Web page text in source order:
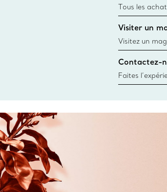
Tous les
une Tiffany
remonte à
fabriqués à
matières
Visiter un
Visitez un
créations, les
Trouver le
Contactez-
Faites
besoins par